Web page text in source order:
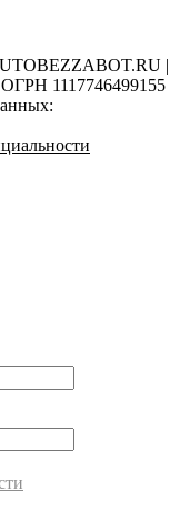
|
1117746499155